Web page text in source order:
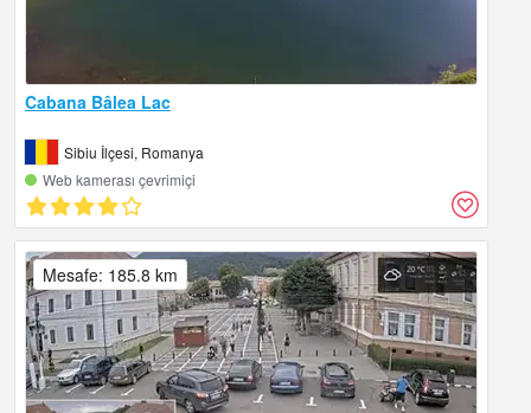
Cabana Bâlea Lac
Sibiu İlçesi, Romanya
Web kamerası çevrimiçi
Mesafe: 185.8 km